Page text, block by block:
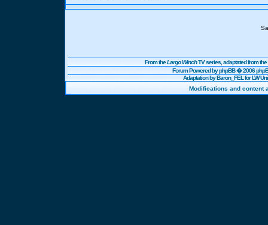
From theLargo WinchTV series, adaptated from
Forum Powered byphpBB� 2006
Adaptation by Baron_FEL for LW
Modifications and content